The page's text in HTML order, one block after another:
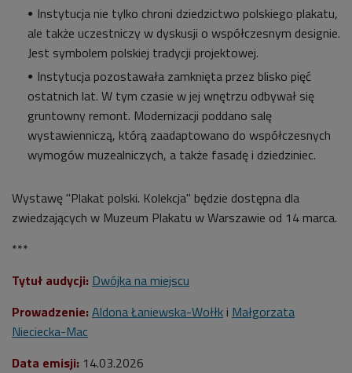
Instytucja nie tylko chroni dziedzictwo polskiego plakatu,
ale także uczestniczy w dyskusji o współczesnym designie.
Jest symbolem polskiej tradycji projektowej.
Instytucja pozostawała zamknięta przez blisko pięć
ostatnich lat. W tym czasie w jej wnętrzu odbywał się
gruntowny remont. Modernizacji poddano salę
wystawienniczą, którą zaadaptowano do współczesnych
wymogów muzealniczych, a także fasadę i dziedziniec.
Wystawę "Plakat polski. Kolekcja" będzie dostępna dla
zwiedzających w Muzeum Plakatu w Warszawie od 14 marca.
***
Tytuł audycji: Dwójka na miejscu
Prowadzenie: Aldona Łaniewska-Wołłk i Małgorzata
Nieciecka-Mac
Data emisji: 14.03.2026